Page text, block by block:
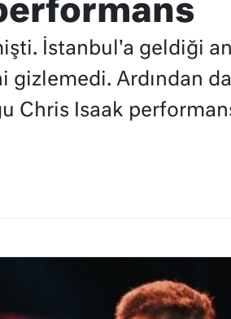
İstanbul'a geldiği
gizlemedi. Ardından
Chris Isaak